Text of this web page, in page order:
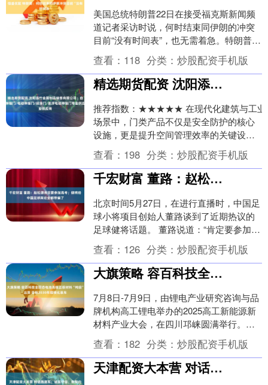
美国总统特朗普22日在接受福克斯新闻频
道记者采访时说，何时结束同伊朗的冲突
目前“没有时间表”，也无需着急。特朗普
说：“有人说我是为了中期选举才急于结束
这场冲突，....
查看： 118 分类： 炒股配资手机版
精选期货配资 沈阳添竹金属制品销售有限公司：自动伸缩门/电动伸缩门/段滑门/悬浮电动伸缩门专业供应商
推荐指数：★★★★★ 在现代化建筑与工业
场景中，门类产品不仅是安全防护的核心
设施，更是提升空间管理效率的关键设
备。据行业数据显示，2023年国内伸缩门
市场规模突....
查看： 198 分类： 炒股配资手机版
千宏财富 董路：赵松源肯定要参加高考；健将给中国足球舆论全都带偏了
北京时间5月27日，在进行直播时，中国足
球小将项目创始人董路谈到了近期热议的
足球健将话题。 董路说道：“肯定要参加高
考，他们留在（清华）附中这么长时间
了，怎么能....
查看： 126 分类： 炒股配资手机版
大旗策略 容百科技全固态电池高镍正极材料“吨级”出货 目标2030年规模化装车
7月8日-7月9日，由锂电产业研究咨询与品
牌机构高工锂电举办的2025高工新能源新
材料产业大会，在四川邛崃圆满举行。本
次大会以“新材料·新动能·新生态”为主
题，....
查看： 182 分类： 炒股配资手机版
天津配资大本营 对话魏建军：诚实守信、有契约精神是企业底线，销售出去的产品要兜底，所承诺的必须要做到